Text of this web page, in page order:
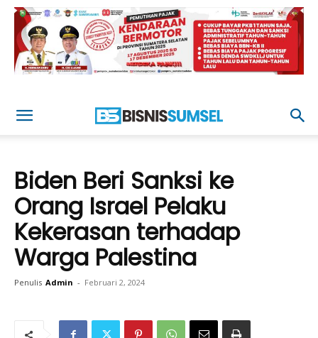
Biden Beri Sanksi ke
Orang Israel Pelaku
Kekerasan terhadap
Warga Palestina
Penulis Admin - Februari 2, 2024